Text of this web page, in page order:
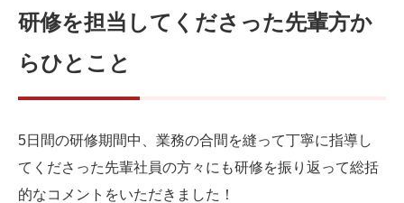
研修を担当してくださった先輩方か
らひとこと
5日間の研修期間中、業務の合間を縫って丁寧に指導し
てくださった先輩社員の方々にも研修を振り返って総括
的なコメントをいただきました！